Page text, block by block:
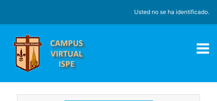
Usted no se ha identificado.